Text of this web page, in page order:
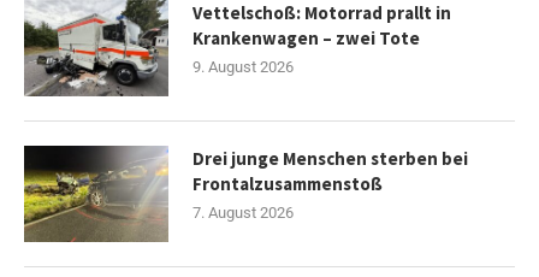
Vettelschoß: Motorrad prallt in
Krankenwagen – zwei Tote
9. August 2026
Drei junge Menschen sterben bei
Frontalzusammenstoß
7. August 2026